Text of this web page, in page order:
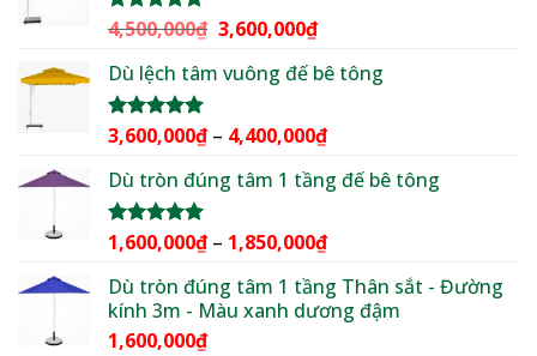
Được xếp
5 sao
4,500,000₫ Giá
là:
3,600,000₫Giá
tại
3,600,000₫.
Dù lệch tâm vuông đế bê tông
Được xếp
5 sao
3,600,000₫ – 4,400,000₫Khoảng
từ
đến
Dù tròn đúng tâm 1 tầng đế bê tông
Được xếp
5 sao
1,600,000₫ – 1,850,000₫Khoảng
từ
1,600,000₫
Dù tròn đúng tâm 1 tầng Thân sắt - Đường
kính 3m - Màu xanh dương đậm
1,600,000₫